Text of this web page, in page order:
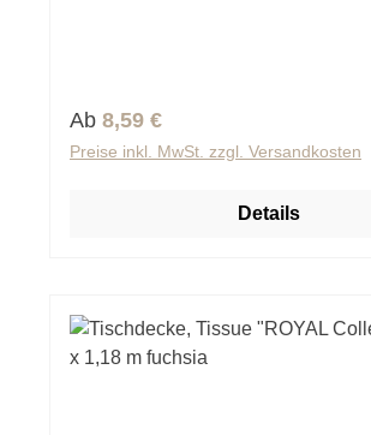
Regulärer Preis:
Ab 8,59 €
Preise inkl. MwSt. zzgl. Versandkosten
Details